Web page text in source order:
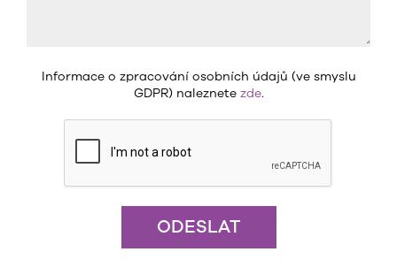
Informace o zpracování osobních údajů (ve smyslu
GDPR) naleznete zde.
ODESLAT